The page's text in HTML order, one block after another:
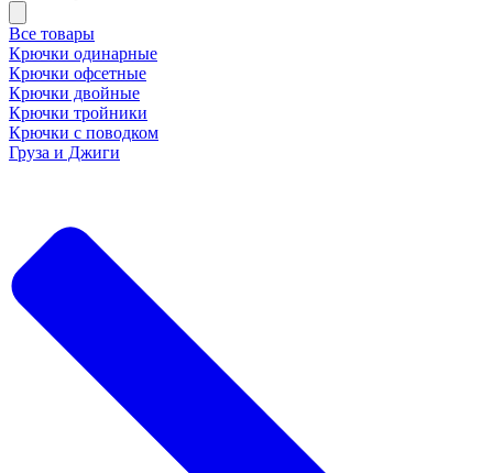
Все товары
Крючки одинарные
Крючки офсетные
Крючки двойные
Крючки тройники
Крючки с поводком
Груза и Джиги